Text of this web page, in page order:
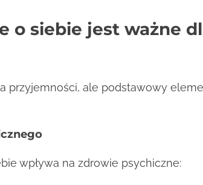
o siebie jest ważne
przyjemności, ale podstawowy
wpływa na zdrowie psychiczne: